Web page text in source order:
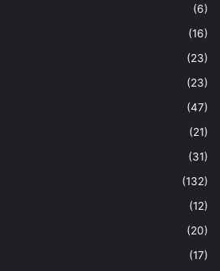
(6)
(16)
(23)
(23)
(47)
(21)
(31)
(132)
(12)
(20)
(17)